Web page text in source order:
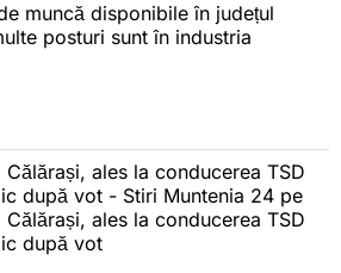
muncă disponibile în județul
posturi sunt în industria
ales la conducerea TSD
după vot - Stiri Muntenia 24 pe
ales la conducerea TSD
după vot